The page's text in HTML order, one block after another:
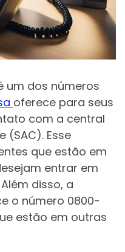
um dos números
oferece para seus
com a central
(SAC). Esse
que estão em
entrar em
disso, a
o número 0800-
estão em outras